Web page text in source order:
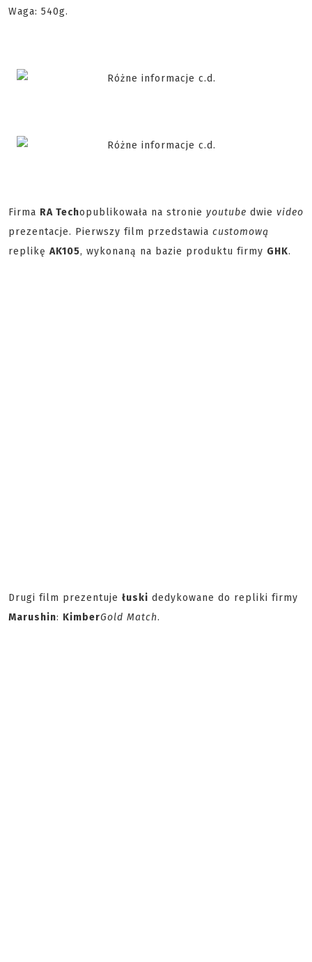
Waga: 540g.
Firma RA Techopublikowała na stronie youtube dwie video
prezentacje. Pierwszy film przedstawia customową
replikę AK105, wykonaną na bazie produktu firmy GHK.
Drugi film prezentuje łuski dedykowane do repliki firmy
Marushin: KimberGold Match.